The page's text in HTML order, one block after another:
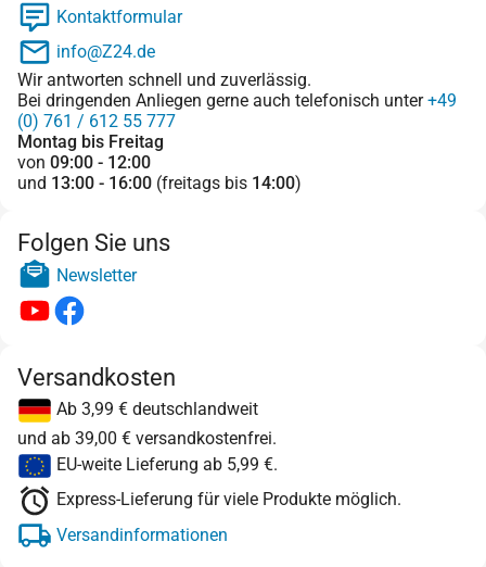
Kontaktformular
info@Z24.de
Wir antworten schnell und zuverlässig.
Bei dringenden Anliegen gerne auch telefonisch unter+49
(0) 761 / 612 55 777
Montag bis Freitag
von 09:00 - 12:00
und 13:00 - 16:00 (freitags bis 14:00)
Folgen Sie uns
Newsletter
Versandkosten
Ab 3,99 € deutschlandweit
und ab 39,00 € versandkostenfrei.
EU-weite Lieferung ab 5,99 €.
Express-Lieferung für viele Produkte möglich.
Versandinformationen